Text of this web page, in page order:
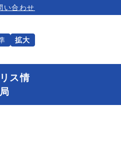
い合わせ
拡大
ス情